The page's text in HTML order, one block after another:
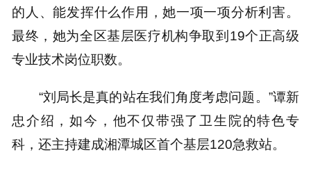
的人、能发挥什么作用，她一项一项分析利害。
最终，她为全区基层医疗机构争取到19个正高级
专业技术岗位职数。
“刘局长是真的站在我们角度考虑问题。”谭新
忠介绍，如今，他不仅带强了卫生院的特色专
科，还主持建成湘潭城区首个基层120急救站。